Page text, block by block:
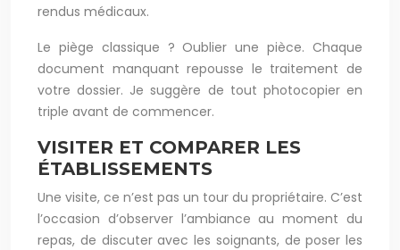
rendus médicaux.
Le piège classique ? Oublier une pièce. Chaque
document manquant repousse le traitement de
votre dossier. Je suggère de tout photocopier en
triple avant de commencer.
VISITER ET COMPARER LES
ÉTABLISSEMENTS
Une visite, ce n’est pas un tour du propriétaire. C’est
l’occasion d’observer l’ambiance au moment du
repas, de discuter avec les soignants, de poser les